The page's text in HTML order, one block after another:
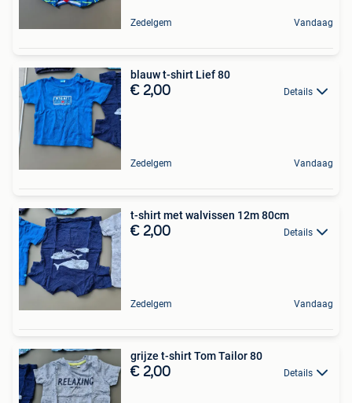
Zedelgem Vandaag
blauw t-shirt Lief 80
€ 2,00 Details
Zedelgem Vandaag
t-shirt met walvissen 12m 80cm
€ 2,00 Details
Zedelgem Vandaag
grijze t-shirt Tom Tailor 80
€ 2,00 Details